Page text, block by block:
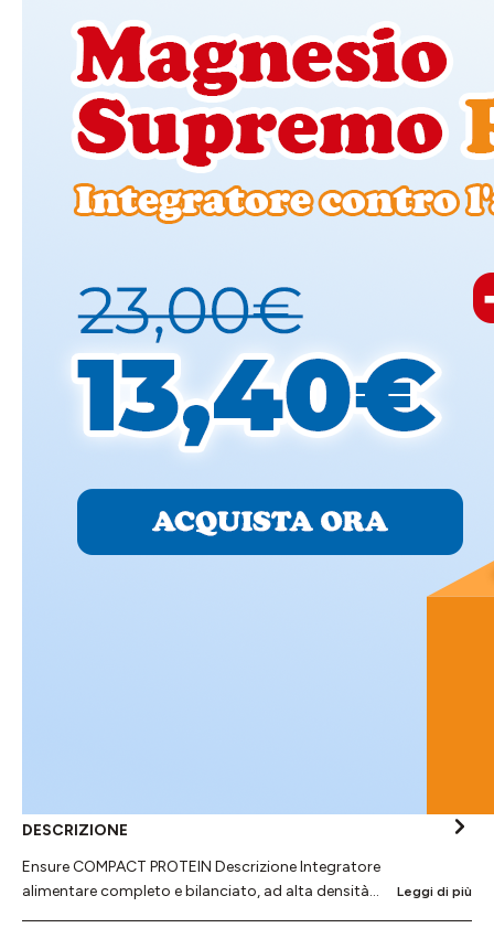
DESCRIZIONE
Ensure COMPACT PROTEIN Descrizione Integratore
alimentare completo e bilanciato, ad alta densità…
Leggi di più